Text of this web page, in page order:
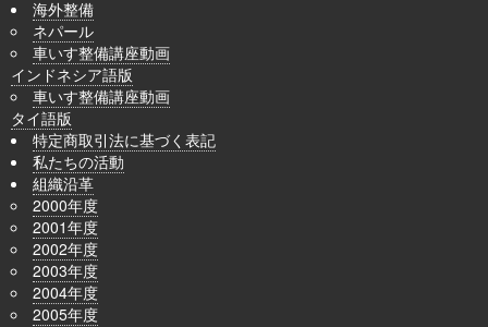
海外整備
ネパール
車いす整備講座動画
インドネシア語版
車いす整備講座動画
タイ語版
特定商取引法に基づく表記
私たちの活動
組織沿革
2000年度
2001年度
2002年度
2003年度
2004年度
2005年度